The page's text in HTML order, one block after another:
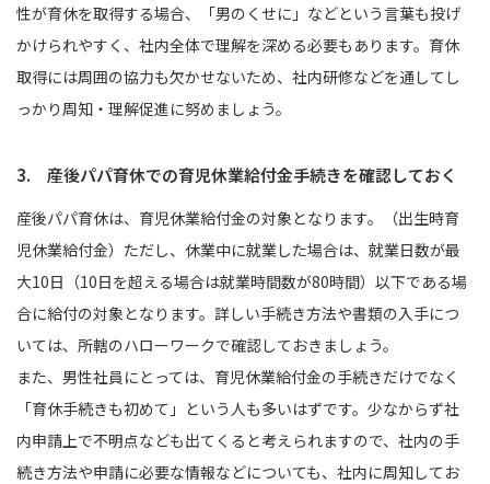
性が育休を取得する場合、「男のくせに」などという言葉も投げ
かけられやすく、社内全体で理解を深める必要もあります。育休
取得には周囲の協力も欠かせないため、社内研修などを通してし
っかり周知・理解促進に努めましょう。
3. 産後パパ育休での育児休業給付金手続きを確認しておく
産後パパ育休は、育児休業給付金の対象となります。（出生時育
児休業給付金）ただし、休業中に就業した場合は、就業日数が最
大10日（10日を超える場合は就業時間数が80時間）以下である場
合に給付の対象となります。詳しい手続き方法や書類の入手につ
いては、所轄のハローワークで確認しておきましょう。
また、男性社員にとっては、育児休業給付金の手続きだけでなく
「育休手続きも初めて」という人も多いはずです。少なからず社
内申請上で不明点なども出てくると考えられますので、社内の手
続き方法や申請に必要な情報などについても、社内に周知してお